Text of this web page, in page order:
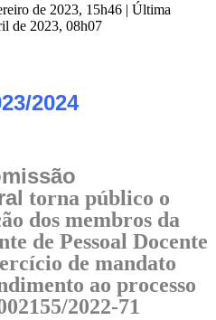
de 2023, 15h46 | Última
de 2023, 08h07
2024
torna público o
dos membros da
de Pessoal Docente
de mandato
ao processo
2022-71